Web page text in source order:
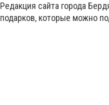
Редакция сайта города
подарков, которые можно